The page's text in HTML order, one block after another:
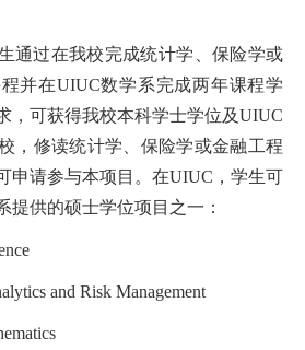
通过在我校完成统计学、保险学或
并在UIUC数学系完成两年课程学
，可获得我校本科学士学位及UIUC
，修读统计学、保险学或金融工程
申请参与本项目。在UIUC，学生可
提供的硕士学位项目之一：
and Risk Management